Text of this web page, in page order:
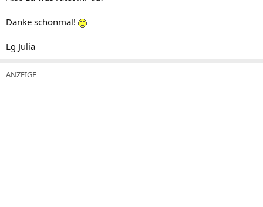
Danke schonmal!
Lg Julia